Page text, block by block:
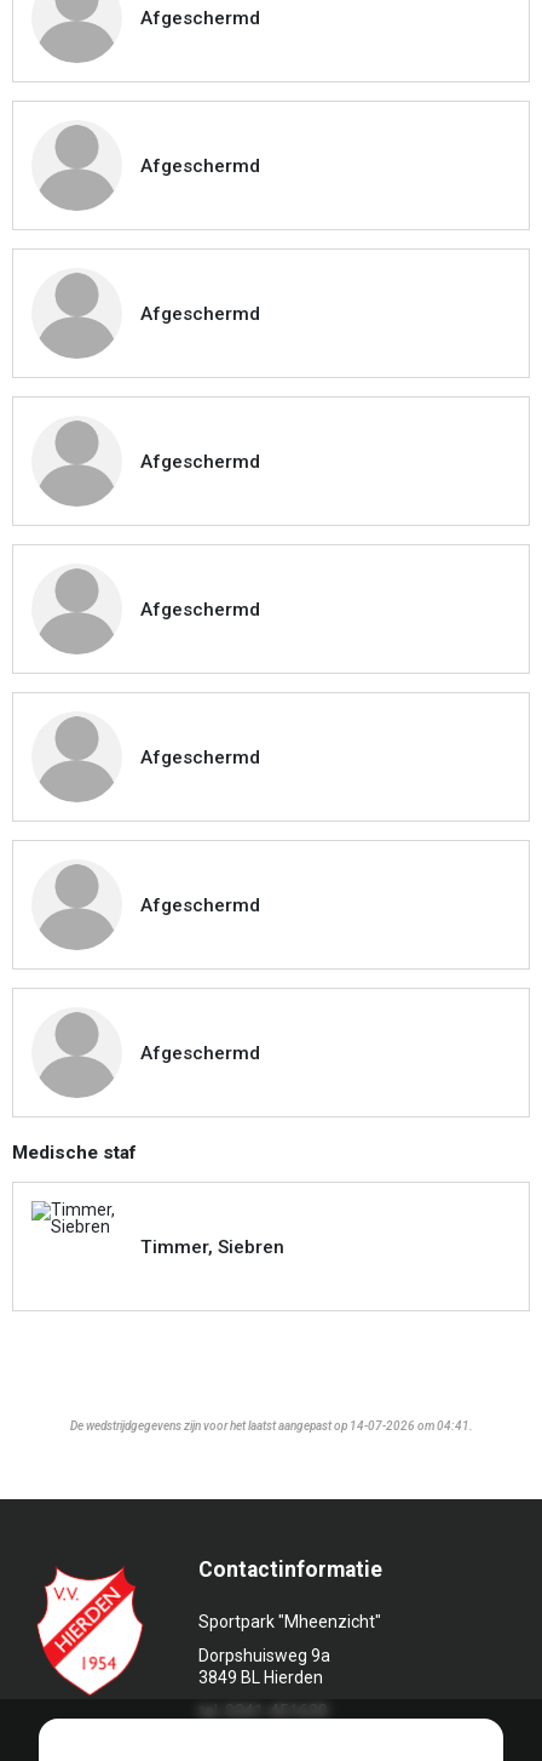
Afgeschermd
Afgeschermd
Afgeschermd
Afgeschermd
Afgeschermd
Afgeschermd
Afgeschermd
Afgeschermd
Medische staf
Timmer, Siebren
De wedstrijdgegevens zijn voor het laatst aangepast op 14-07-2026 om 04:41.
Contactinformatie
Sportpark "Mheenzicht"
Dorpshuisweg 9a
3849 BL Hierden